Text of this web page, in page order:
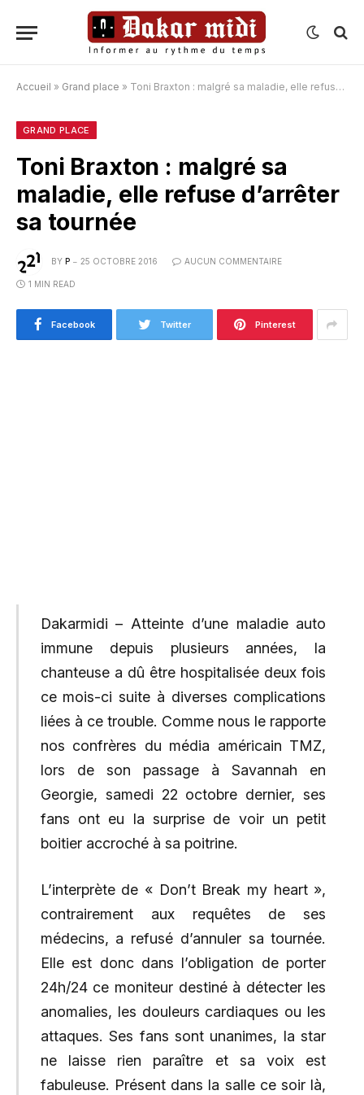
Accueil » Grand place » Toni Braxton : malgré sa maladie, elle refuse d’arrêter sa tournée
GRAND PLACE
Toni Braxton : malgré sa
maladie, elle refuse d’arrêter
sa tournée
BY P 25 OCTOBRE 2016 AUCUN COMMENTAIRE
1 MIN READ
Facebook Twitter Pinterest
Dakarmidi – Atteinte d’une maladie auto
immune depuis plusieurs années, la
chanteuse a dû être hospitalisée deux fois
ce mois-ci suite à diverses complications
liées à ce trouble. Comme nous le rapporte
nos confrères du média américain TMZ,
lors de son passage à Savannah en
Georgie, samedi 22 octobre dernier, ses
fans ont eu la surprise de voir un petit
boitier accroché à sa poitrine.
L’interprète de « Don’t Break my heart »,
contrairement aux requêtes de ses
médecins, a refusé d’annuler sa tournée.
Elle est donc dans l’obligation de porter
24h/24 ce moniteur destiné à détecter les
anomalies, les douleurs cardiaques ou les
attaques. Ses fans sont unanimes, la star
ne laisse rien paraître et sa voix est
fabuleuse. Présent dans la salle ce soir là,